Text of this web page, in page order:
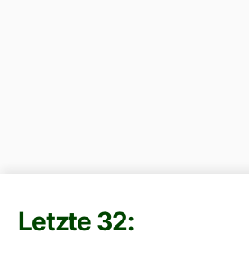
Letzte 32: